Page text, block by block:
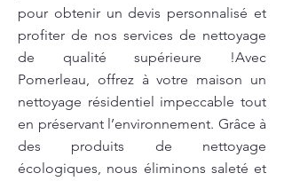
pour obtenir un devis personnalisé et
profiter de nos services de nettoyage
de qualité supérieure !Avec
Pomerleau, offrez à votre maison un
nettoyage résidentiel impeccable tout
en préservant l’environnement. Grâce à
des produits de nettoyage
écologiques, nous éliminons saleté et